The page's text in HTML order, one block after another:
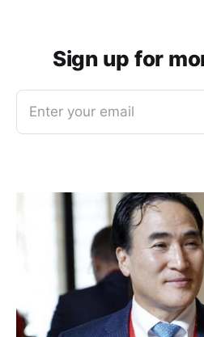
Sign up for
Enter your email